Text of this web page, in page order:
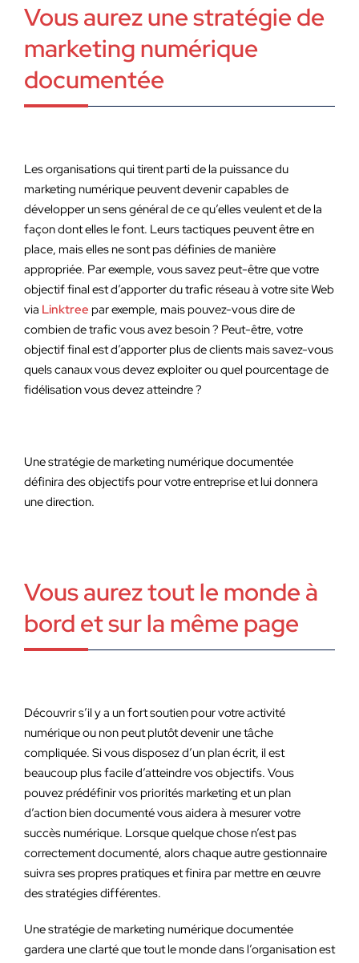
Vous aurez une stratégie de
marketing numérique
documentée
Les organisations qui tirent parti de la puissance du
marketing numérique peuvent devenir capables de
développer un sens général de ce qu’elles veulent et de la
façon dont elles le font. Leurs tactiques peuvent être en
place, mais elles ne sont pas définies de manière
appropriée. Par exemple, vous savez peut-être que votre
objectif final est d’apporter du trafic réseau à votre site Web
via Linktree par exemple, mais pouvez-vous dire de
combien de trafic vous avez besoin ? Peut-être, votre
objectif final est d’apporter plus de clients mais savez-vous
quels canaux vous devez exploiter ou quel pourcentage de
fidélisation vous devez atteindre ?
Une stratégie de marketing numérique documentée
définira des objectifs pour votre entreprise et lui donnera
une direction.
Vous aurez tout le monde à
bord et sur la même page
Découvrir s’il y a un fort soutien pour votre activité
numérique ou non peut plutôt devenir une tâche
compliquée. Si vous disposez d’un plan écrit, il est
beaucoup plus facile d’atteindre vos objectifs. Vous
pouvez prédéfinir vos priorités marketing et un plan
d’action bien documenté vous aidera à mesurer votre
succès numérique. Lorsque quelque chose n’est pas
correctement documenté, alors chaque autre gestionnaire
suivra ses propres pratiques et finira par mettre en œuvre
des stratégies différentes.
Une stratégie de marketing numérique documentée
gardera une clarté que tout le monde dans l’organisation est